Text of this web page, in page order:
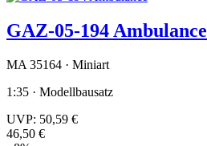
GAZ-05-194 Ambulance
MA 35164 · Miniart
1:35 · Modellbausatz
UVP: 50,59 €
46,50 €